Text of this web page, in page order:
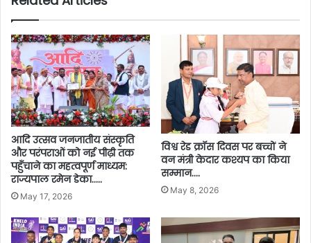
आदि उत्सव जनजातीय संस्कृति
और परंपराओं को नई पीढ़ी तक
पहुँचाने का महत्वपूर्ण माध्यम:
राज्यपाल रमेन डेका…..
May 17, 2026
विश्व रेड क्रॉस दिवस पर बच्चों ने
वन मंत्री केदार कश्यप का किया
सम्मान….
May 8, 2026